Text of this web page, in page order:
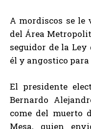
A mordiscos se le
del Área
seguidor de la Ley
él y angostico para
El presidente
Bernardo
come del muerto
Mesa, quien